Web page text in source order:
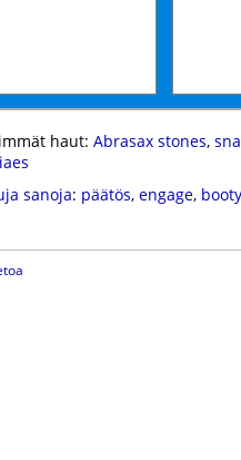
haut: Abrasax stones,
sanoja: päätös, engage,